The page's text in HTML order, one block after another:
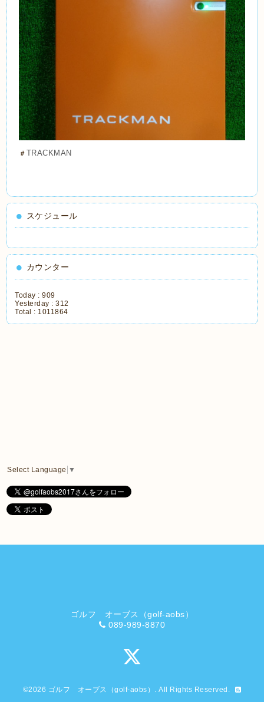
＃ TRACKMAN
スケジュール
カウンター
Today :909
Yesterday :312
Total : 1011864
Select Language ▼
ゴルフ オーブス（golf-aobs）
089-989-8870
©2026 ゴルフ オーブス（golf-aobs） . All Rights Reserved.